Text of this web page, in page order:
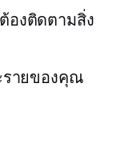
งติดตามสิ่ง
รายของคุณ